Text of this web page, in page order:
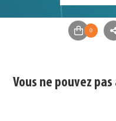
Vous ne pouvez
Appels à